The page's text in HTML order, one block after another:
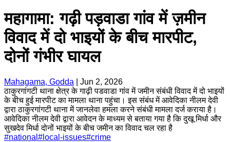
महागामा: गढ़ी पड़वाडा गांव में ज़मीन
विवाद में दो भाइयों के बीच मारपीट,
दोनों गंभीर घायल
Mahagama, Godda
Jun 2, 2026
ठाकुरगांगटी थाना क्षेत्र के गाढ़ी पडवाडा गांव में जमीन संबंधी विवाद में दो भाइयों
के बीच हुई मारपीट का मामला थाना पहुंचा। इस संबंध में आवेदिका नीलम देवी
द्वारा ठाकुरगांगटी थाना में जानलेवा हमला करने संबंधी मामला दर्ज कराया है।
आवेदिका नीलम देवी द्वारा आवेदन के माध्यम से बताया गया है कि दुखू मिर्धा और
सुखदेव मिर्धा दोनों भाइयों के बीच जमीन का विवाद चल रहा है
#national # local-issues#crime